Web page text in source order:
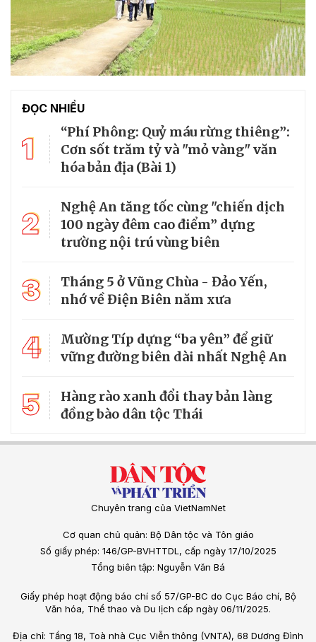
ĐỌC NHIỀU
1
“Phí Phông: Quỷ máu rừng thiêng”:
Cơn sốt trăm tỷ và "mỏ vàng" văn
hóa bản địa (Bài 1)
2
Nghệ An tăng tốc cùng "chiến dịch
100 ngày đêm cao điểm” dựng
trường nội trú vùng biên
3
Tháng 5 ở Vũng Chùa - Đảo Yến,
nhớ về Điện Biên năm xưa
4
Mường Típ dựng “ba yên” để giữ
vững đường biên dài nhất Nghệ An
5
Hàng rào xanh đổi thay bản làng
đồng bào dân tộc Thái
Chuyên trang của VietNamNet
Cơ quan chủ quản: Bộ Dân tộc và Tôn giáo
Số giấy phép: 146/GP-BVHTTDL, cấp ngày 17/10/2025
Tổng biên tập: Nguyễn Văn Bá
Giấy phép hoạt động báo chí số 57/GP-BC do Cục Báo chí, Bộ
Văn hóa, Thể thao và Du lịch cấp ngày 06/11/2025.
Địa chỉ: Tầng 18, Toà nhà Cục Viễn thông (VNTA), 68 Dương Đình